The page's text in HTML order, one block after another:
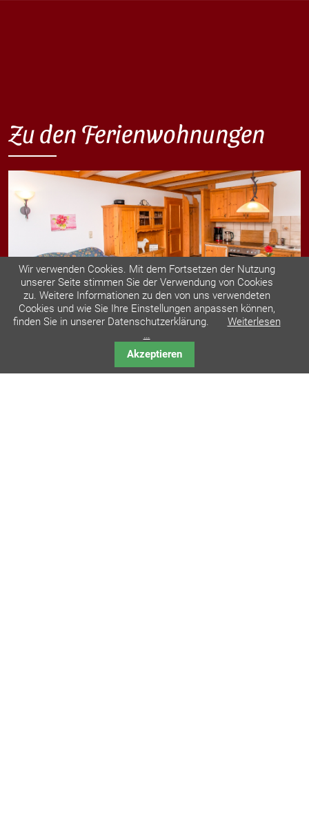
Zu den Ferienwohnungen
Ferienwohnung Hubi
ab € 51,- / Nacht
Wir verwenden Cookies. Mit dem Fortsetzen der Nutzung
unserer Seite stimmen Sie der Verwendung von Cookies
zu. Weitere Informationen zu den von uns verwendeten
Cookies und wie Sie Ihre Einstellungen anpassen können,
finden Sie in unserer Datenschutzerklärung.
Weiterlesen
…
Akzeptieren